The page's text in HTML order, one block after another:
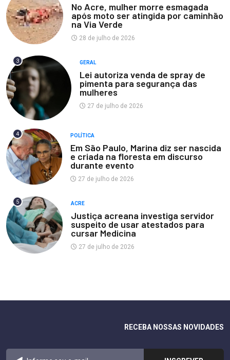
No Acre, mulher morre esmagada
após moto ser atingida por caminhão
na Via Verde
28 de julho de 2026
3 GERAL
Lei autoriza venda de spray de
pimenta para segurança das
mulheres
27 de julho de 2026
4 POLÍTICA
Em São Paulo, Marina diz ser nascida
e criada na floresta em discurso
durante evento
27 de julho de 2026
5 ACRE
Justiça acreana investiga servidor
suspeito de usar atestados para
cursar Medicina
27 de julho de 2026
RECEBA NOSSAS NOVIDADES